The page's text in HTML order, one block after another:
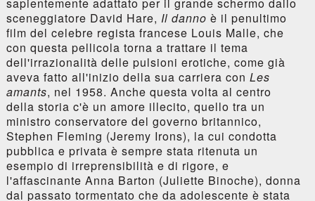
sceneggiatore David Hare, Il danno è il penultimo
film del celebre regista francese Louis Malle, che
con questa pellicola torna a trattare il tema
dell'irrazionalità delle pulsioni erotiche, come già
aveva fatto all'inizio della sua carriera con Les
amants, nel 1958. Anche questa volta al centro
della storia c'è un amore illecito, quello tra un
ministro conservatore del governo britannico,
Stephen Fleming (Jeremy Irons), la cui condotta
pubblica e privata è sempre stata ritenuta un
esempio di irreprensibilità e di rigore, e
l'affascinante Anna Barton (Juliette Binoche), donna
dal passato tormentato che da adolescente è stata